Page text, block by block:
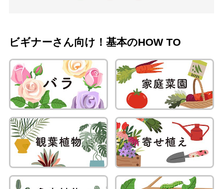
ビギナーさん向け！基本のHOW TO